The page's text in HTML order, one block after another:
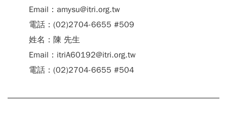
Email：amysu@itri.org.tw
電話：(02)2704-6655 #509
姓名：陳 先生
Email：itriA60192@itri.org.tw
電話：(02)2704-6655 #504